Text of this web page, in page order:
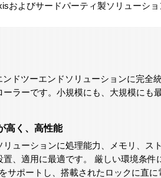
およびサードパーティ製ソリューショ
ンドツーエンドソリューションに完全
ーラーです。小規模にも、大規模にも
高く、高性能
リューションに処理能力、メモリ、ス
置、適用に最適です。 厳しい環境条件
サポートし、搭載されたロックに直